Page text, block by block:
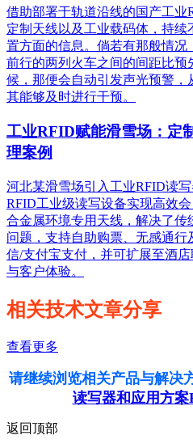
借助部署于轨道沿线的国产工业
定制天线以及工业载码体，持
置方面的信息。倘若有那般情况
前行的两列火车之间的间距比
候，那便会自动引发声光预警
其能够及时进行干预。
工业RFID赋能滑雪场：定
理案例
河北某滑雪场引入工业RFID读
RFID工业级读写设备实现高效
合金属环境专用天线，解决了
问题，支持自助购票、无感通
信/支付宝支付，并可扩展至酒
与客户体验。
相关技术文章分享
查看更多
请继续浏览相关产品与解决
读写器和应用方
返回顶部